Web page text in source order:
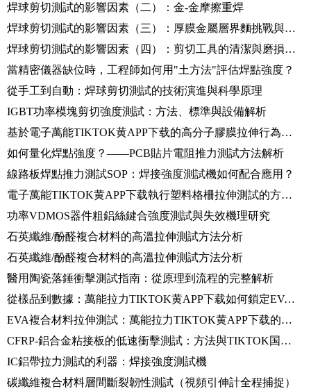
焊球剪切測試的影響因素（二）：金-金摩擦重焊
焊球剪切測試的影響因素（三）：厚膜金屬層界麵挑戰與複合鍵合測試
焊球剪切測試的影響因素（四）：剪切工具的清潔與磨損管理
當精密儀器缺位時，工程師如何用"土方法"評估焊點強度？
從手工到自動：焊球剪切測試的技術演進與科學原理
IGBT功率模塊剪切強度測試：方法、標準與設備解析
基於電子萬能TIKTOK黄APP下载的高分子膠膜拉伸行為研究與方法構建
如何量化焊點強度？——PCB貼片電阻推力測試方法解析
線路板焊點推力測試SOP：焊接強度測試機如何配合應用？
電子萬能TIKTOK黄APP下载執行塑料格柵拉伸測試的方法研究
功率VDMOS器件粗鋁絲鍵合強度測試與失效機理研究
石英纖維/酚醛複合材料的高溫拉伸測試方法分析
石英纖維/酚醛複合材料的高溫拉伸測試方法分析
醫用陶瓷落錘衝擊測試指南：從原理到流程的完整解析
從樣品到數據：萬能拉力TIKTOK黄APP下载如何鎖定EVA的拉伸強度與伸長率
EVA複合材料拉伸測試：萬能拉力TIKTOK黄APP下载的操作流程與數據分析
CFRP-鋁合金粘接板的低速衝擊測試：方法與TIKTOK国际版色板黄轻量版
IC鋁帶拉力測試的利器：焊接強度測試機
碳纖維複合材料層間斷裂韌性測試（視頻引伸計全程捕捉）